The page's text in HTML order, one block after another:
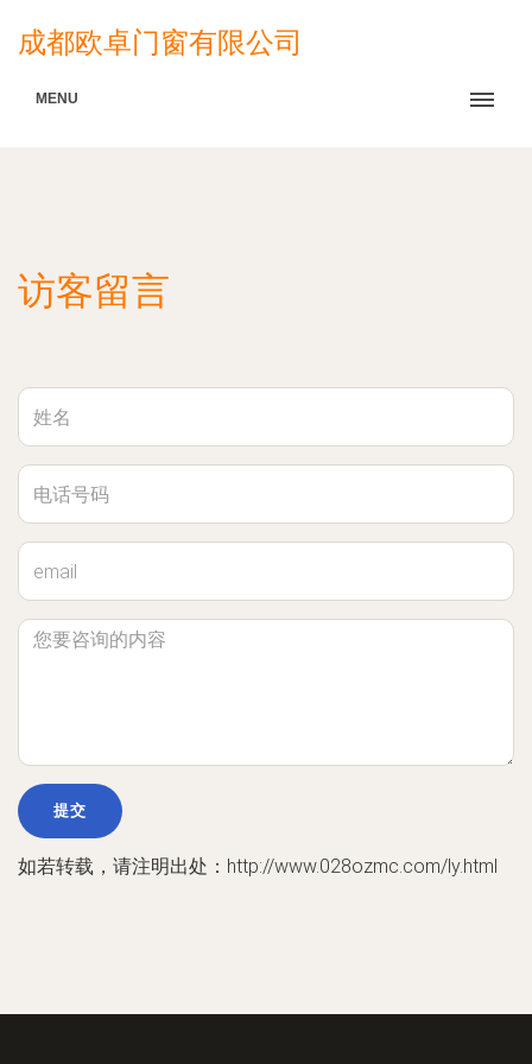
成都欧卓门窗有限公司
MENU
访客留言
如若转载，请注明出处：http://www.028ozmc.com/ly.html